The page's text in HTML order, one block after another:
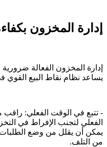
إدارة المخزون
إدارة المخزون الفعالة ضرورية
يساعد نظام نقاط البيع القوي
- تتبع في الوقت الفعلي:
الفعلي لتجنب الإفراط في
يمكن أن يقلل من وضع الطلبات
من التلف.